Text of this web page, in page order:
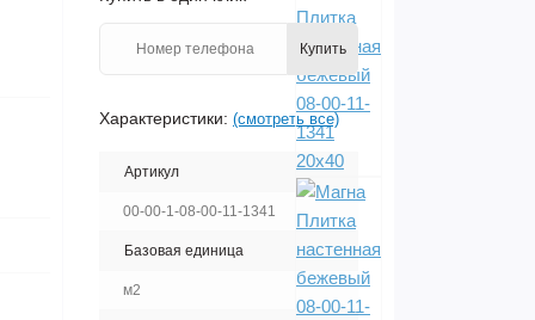
Купить
Характеристики: (смотреть все)
Артикул
00-00-1-08-00-11-1341
Базовая единица
м2